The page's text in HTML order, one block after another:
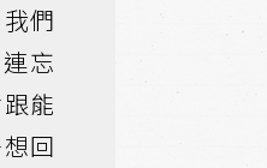
們
忘
能
回